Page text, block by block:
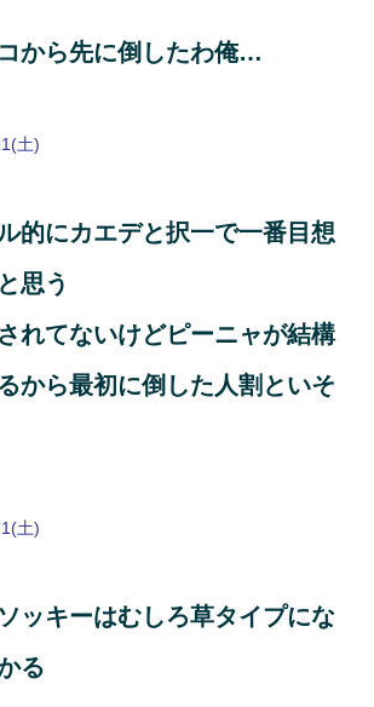
から先に倒したわ俺…
土)
的にカエデと択一で一番目想
思う
れてないけどピーニャが結構
から最初に倒した人割といそ
土)
ッキーはむしろ草タイプにな
る